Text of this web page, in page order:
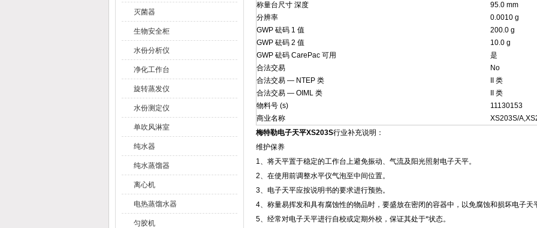
灭菌器
生物安全柜
水份分析仪
净化工作台
旋转蒸发仪
水份测定仪
单吹风淋室
纯水器
纯水蒸馏器
离心机
电热蒸馏水器
匀胶机
称量台尺寸 深度
95.0 mm
分辨率
0.0010 g
GWP 砝码 1 值
200.0 g
GWP 砝码 2 值
10.0 g
GWP 砝码 CarePac 可用
是
合法交易
No
合法交易 — NTEP 类
II 类
合法交易 — OIML 类
II 类
物料号 (s)
11130153
商业名称
XS203S/
梅特勒电子天平XS203S行业补充说明：
维护保养
1、将天平置于稳定的工作台上避免振动、气流及阳光照射电子天平。
2、在使用前调整水平仪气泡至中间位置。
3、电子天平应按说明书的要求进行预热。
4、称量易挥发和具有腐蚀性的物品时，要盛放在密闭的容器中，以免腐蚀和损坏电子天
5、经常对电子天平进行自校或定期外校，保证其处于*状态。